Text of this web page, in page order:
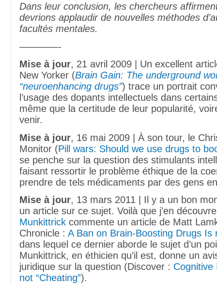
Dans leur conclusion, les chercheurs
devrions applaudir de nouvelles méthodes
facultés mentales.
————-
Mise à jour, 21 avril 2009 | Un excellent
New Yorker (Brain Gain: The underground
“neuroenhancing drugs”) trace un portrait
l’usage des dopants intellectuels dans
même que la certitude de leur popularité,
venir.
Mise à jour, 16 mai 2009 | À son tour, le
Monitor (Pill wars: Should we use drugs to
se penche sur la question des stimulants
faisant ressortir le problème éthique de la
prendre de tels médicaments par des gens
Mise à jour, 13 mars 2011 | Il y a un bon
un article sur ce sujet. Voilà que j’en
Munkittrick commente un article de Matt
Chronicle : A Ban on Brain-Boosting Drugs Is
dans lequel ce dernier aborde le sujet d’un
Munkittrick, en éthicien qu’il est, donne un
juridique sur la question (Discover : Cognitive
not “Cheating”).